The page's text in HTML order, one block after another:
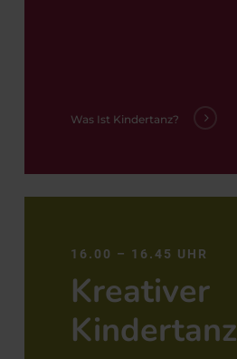
Was Ist Kindertanz?
16.00 – 16.45 UHR
Kreativer
Kindertanz